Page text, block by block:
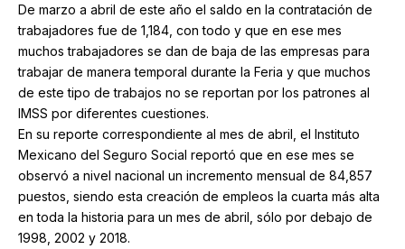
De marzo a abril de este año el saldo en la contratación de
trabajadores fue de 1,184, con todo y que en ese mes
muchos trabajadores se dan de baja de las empresas para
trabajar de manera temporal durante la Feria y que muchos
de este tipo de trabajos no se reportan por los patrones al
IMSS por diferentes cuestiones.
En su reporte correspondiente al mes de abril, el Instituto
Mexicano del Seguro Social reportó que en ese mes se
observó a nivel nacional un incremento mensual de 84,857
puestos, siendo esta creación de empleos la cuarta más alta
en toda la historia para un mes de abril, sólo por debajo de
1998, 2002 y 2018.